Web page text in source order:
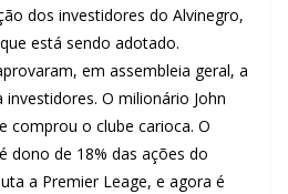
dos investidores do Alvinegro,
está sendo adotado.
em assembleia geral, a
investidores. O milionário John
comprou o clube carioca. O
dono de 18% das ações do
a Premier Leage, e agora é